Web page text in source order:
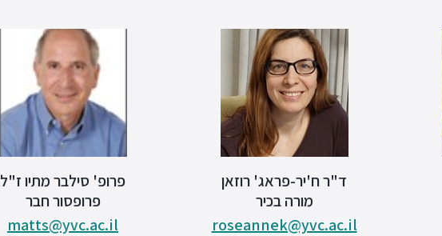
ד"ר ח'יר-פראג' רוזאן
מורה בכיר
roseannek@yvc.ac.il
פרופ' סילבר מתיו ז"ל
פרופסור חבר
matts@yvc.ac.il